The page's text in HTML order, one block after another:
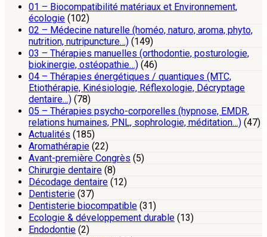
01 – Biocompatibilité matériaux et Environnement,
écologie (102)
02 – Médecine naturelle (homéo, naturo, aroma, phyto,
nutrition, nutripuncture…) (149)
03 – Thérapies manuelles (orthodontie, posturologie,
biokinergie, ostéopathie…) (46)
04 – Thérapies énergétiques / quantiques (MTC,
Etiothérapie, Kinésiologie, Réflexologie, Décryptage
dentaire…) (78)
05 – Thérapies psycho-corporelles (hypnose, EMDR,
relations humaines, PNL, sophrologie, méditation…) (47)
Actualités (185)
Aromathérapie (22)
Avant-première Congrès (5)
Chirurgie dentaire (8)
Décodage dentaire (12)
Dentisterie (37)
Dentisterie biocompatible (31)
Ecologie & développement durable (13)
Endodontie (2)